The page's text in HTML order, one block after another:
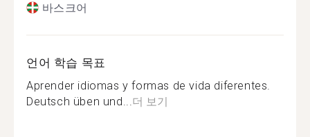
바스크어
언어 학습 목표
Aprender idiomas y formas de vida diferentes.
Deutsch üben und... 더 보기